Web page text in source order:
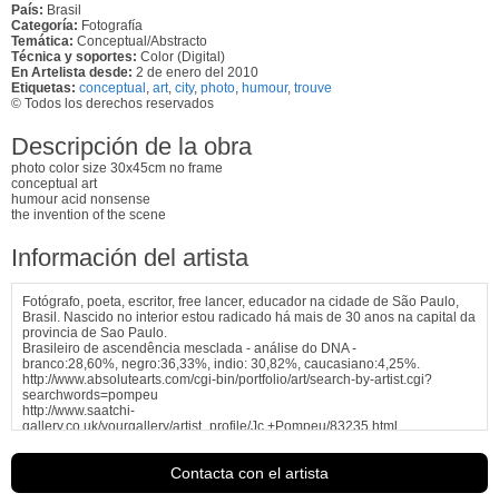
País: Brasil
Categoría: Fotografía
Temática: Conceptual/Abstracto
Técnica y soportes: Color (Digital)
En Artelista desde: 2 de enero del 2010
Etiquetas: conceptual art, city, photo humour, trouve
© Todos los derechos reservados
Descripción de la obra
photo color size 30x45cm no frame
conceptual art
humour acid nonsense
the invention of the scene
Información del artista
Fotógrafo, poeta, escritor, free lancer, educador na cidade de São Paulo,
Brasil. Nascido no interior estou radicado há mais de 30 anos na capital da
provincia de Sao Paulo.
Brasileiro de ascendência mesclada - análise do DNA -
branco:28,60%, negro:36,33%, indio: 30,82%, caucasiano:4,25%.
http://www.absolutearts.com/cgi-bin/portfolio/art/search-by-artist.cgi?
searchwords=pompeu
http://www.saatchi-
gallery.co.uk/yourgallery/artist_profile/Jc.+Pompeu/83235.html...
Contacta con el artista